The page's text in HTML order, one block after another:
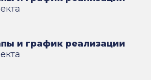
и график реализации